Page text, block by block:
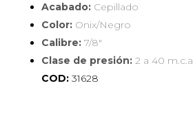
Acabado: Cepillado
Color: Onix/Negro
Calibre: 7/8"
Clase de presión: 2 a 40 m.c.a
COD: 31628